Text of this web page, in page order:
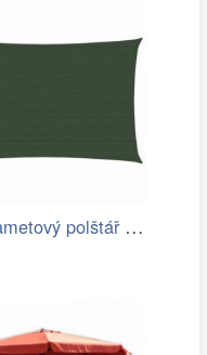
Zlatý sametový polštář s pleteným lemem…